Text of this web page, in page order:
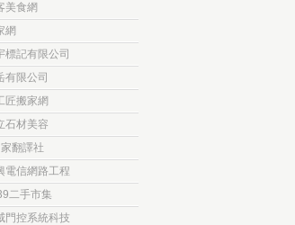
美食網
網
標記有限公司
有限公司
匠搬家網
石材美容
翻譯社
電信網路工程
二手市集
門控系統科技